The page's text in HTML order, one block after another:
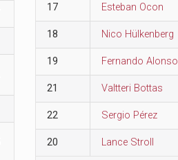
17 Esteban Ocon
18 Nico Hülkenberg
19 Fernando Alonso
21 Valtteri Bottas
22 Sergio Pérez
20 Lance Stroll